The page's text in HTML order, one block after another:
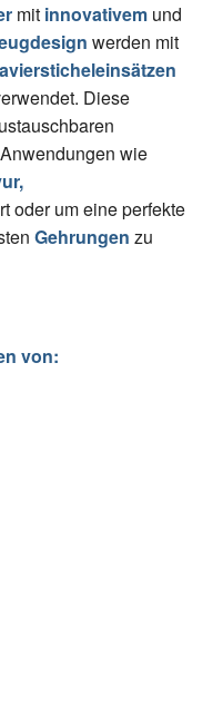
mit innovativemund
werden mit
Diese
wie
oder um eine perfekte
Gehrungen zu
von: